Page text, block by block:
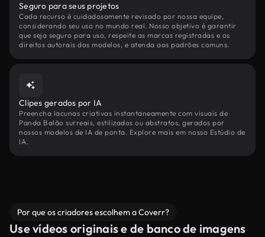
Seguro para seus projetos
Cada recurso é cuidadosamente revisado por nossa equipe,
considerando seu uso no mundo real. Nosso objetivo é garantir
que seja seguro para uso, respeite as marcas registradas e os
direitos autorais dos modelos, e atenda aos padrões comuns.
Clipes gerados por IA
Preencha lacunas criativas instantaneamente com visuais de
Panda Balão surreais, estilizados ou abstratos, gerados por
nossos modelos de IA de ponta. Explore mais em nosso Estúdio de
IA.
Por que os criadores escolhem a Coverr?
Use vídeos originais e de banco de imagens